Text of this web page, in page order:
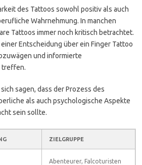
des Tattoos sowohl positiv als auch
Wahrnehmung. In manchen
Tattoos immer noch kritisch betrachtet.
Entscheidung über ein Finger Tattoo
und informierte
treffen.
sagen, dass der Prozess des
als auch psychologische Aspekte
sein sollte.
ZIELGRUPPE
Abenteurer, Falcoturisten